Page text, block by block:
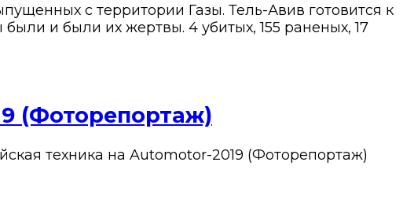
с территории Газы. Тель-Авив готовится к
и были их жертвы. 4 убитых, 155 раненых, 17
(Фоторепортаж)
техника на Automotor-2019 (Фоторепортаж)